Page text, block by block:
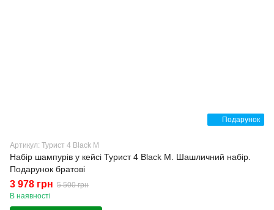
Подарунок
Артикул: Турист 4 Black M
Набір шампурів у кейсі Турист 4 Black M. Шашличний набір.
Подарунок братові
3 978 грн 5 500 грн
В наявності